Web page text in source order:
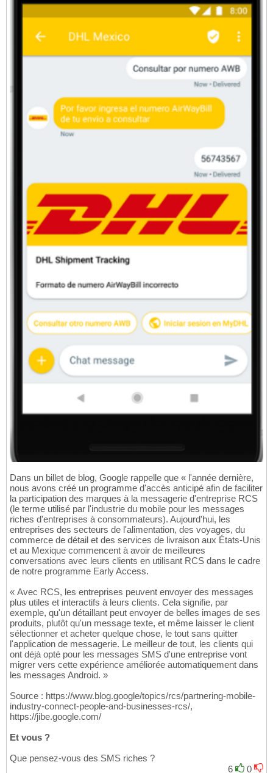
Dans un billet de blog, Google rappelle que « l'année dernière,
nous avons créé un programme d'accès anticipé afin de faciliter
la participation des marques à la messagerie d'entreprise RCS
(le terme utilisé par l'industrie du mobile pour les messages
riches d'entreprises à consommateurs). Aujourd'hui, les
entreprises des secteurs de l'alimentation, des voyages, du
commerce de détail et des services de livraison aux États-Unis
et au Mexique commencent à avoir de meilleures
conversations avec leurs clients en utilisant RCS dans le cadre
de notre programme Early Access.
« Avec RCS, les entreprises peuvent envoyer des messages
plus utiles et interactifs à leurs clients. Cela signifie, par
exemple, qu'un détaillant peut envoyer de belles images de ses
produits, plutôt qu'un message texte, et même laisser le client
sélectionner et acheter quelque chose, le tout sans quitter
l'application de messagerie. Le meilleur de tout, les clients qui
ont déjà opté pour les messages SMS d'une entreprise vont
migrer vers cette expérience améliorée automatiquement dans
les messages Android. »
Source : https://www.blog.google/topics/rcs/partnering-mobile-
industry-connect-people-and-businesses-rcs/,
https://jibe.google.com/
Et vous ?
Que pensez-vous des SMS riches ?
6
0